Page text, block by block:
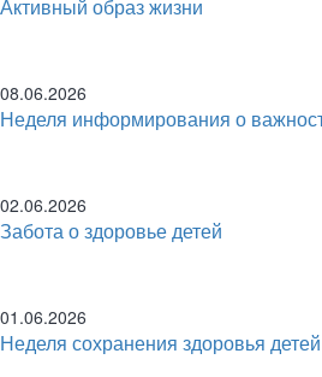
Активный образ жизни
08.06.2026
Неделя информирования о
02.06.2026
Забота о здоровье детей
01.06.2026
Неделя сохранения здоровья детей